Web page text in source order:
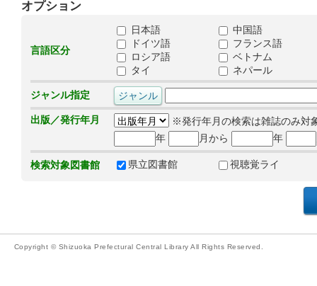
オプション
言語区分
日本語
中国語
ドイツ語
フランス語
ロシア語
ベトナム
タイ
ネパール
ジャンル指定
出版／発行年月
※発行年月の検索は雑誌のみ対
年
月から 年
検索対象図書館 県立図書館 視聴覚ライ
Copyright © Shizuoka Prefectural Central Library All Rights Reserved.